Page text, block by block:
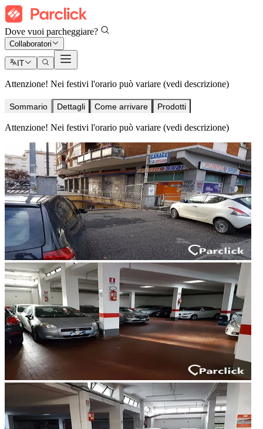
Dove vuoi parcheggiare?
Collaboratori
IT
Attenzione! Nei festivi l'orario può variare (vedi descrizione)
Sommario Dettagli Come arrivare Prodotti
Attenzione! Nei festivi l'orario può variare (vedi descrizione)